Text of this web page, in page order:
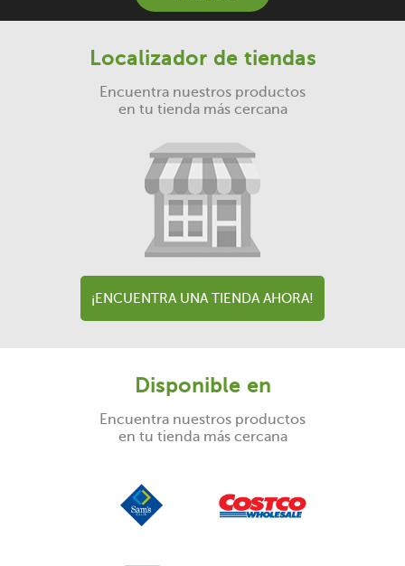
Localizador de tiendas
Encuentra nuestros productos
en tu tienda más cercana
¡ENCUENTRA UNA TIENDA AHORA!
Disponible en
Encuentra nuestros productos
en tu tienda más cercana